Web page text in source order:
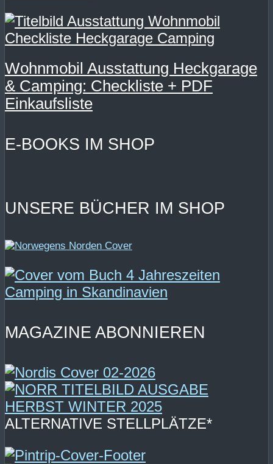
Wohnmobil Ausstattung Heckgarage
& Camping: Checkliste + PDF
Einkaufsliste
E-BOOKS IM SHOP
UNSERE BÜCHER IM SHOP
MAGAZINE ABONNIEREN
ALTERNATIVE STELLPLÄTZE*